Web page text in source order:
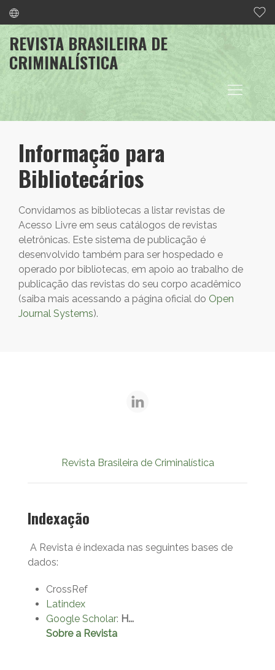
REVISTA BRASILEIRA DE
CRIMINALÍSTICA
Informação para
Bibliotecários
Convidamos as bibliotecas a listar revistas de
Acesso Livre em seus catálogos de revistas
eletrônicas. Este sistema de publicação é
desenvolvido também para ser hospedado e
operado por bibliotecas, em apoio ao trabalho de
publicação das revistas do seu corpo acadêmico
(saiba mais acessando a página oficial do Open
Journal Systems).
Revista Brasileira de Criminalística
Indexação
A Revista é indexada nas seguintes bases de
dados:
CrossRef
Latindex
Google Scholar: H...
Sobre a Revista